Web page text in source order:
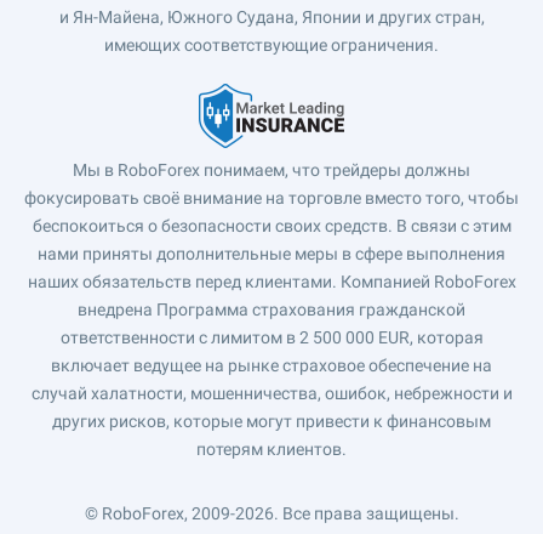
и Ян-Майена, Южного Судана, Японии и других стран,
имеющих соответствующие ограничения.
Мы в RoboForex понимаем, что трейдеры должны
фокусировать своё внимание на торговле вместо того, чтобы
беспокоиться о безопасности своих средств. В связи с этим
нами приняты дополнительные меры в сфере выполнения
наших обязательств перед клиентами. Компанией RoboForex
внедрена Программа страхования гражданской
ответственности с лимитом в 2 500 000 EUR, которая
включает ведущее на рынке страховое обеспечение на
случай халатности, мошенничества, ошибок, небрежности и
других рисков, которые могут привести к финансовым
потерям клиентов.
© RoboForex, 2009-2026. Все права защищены.